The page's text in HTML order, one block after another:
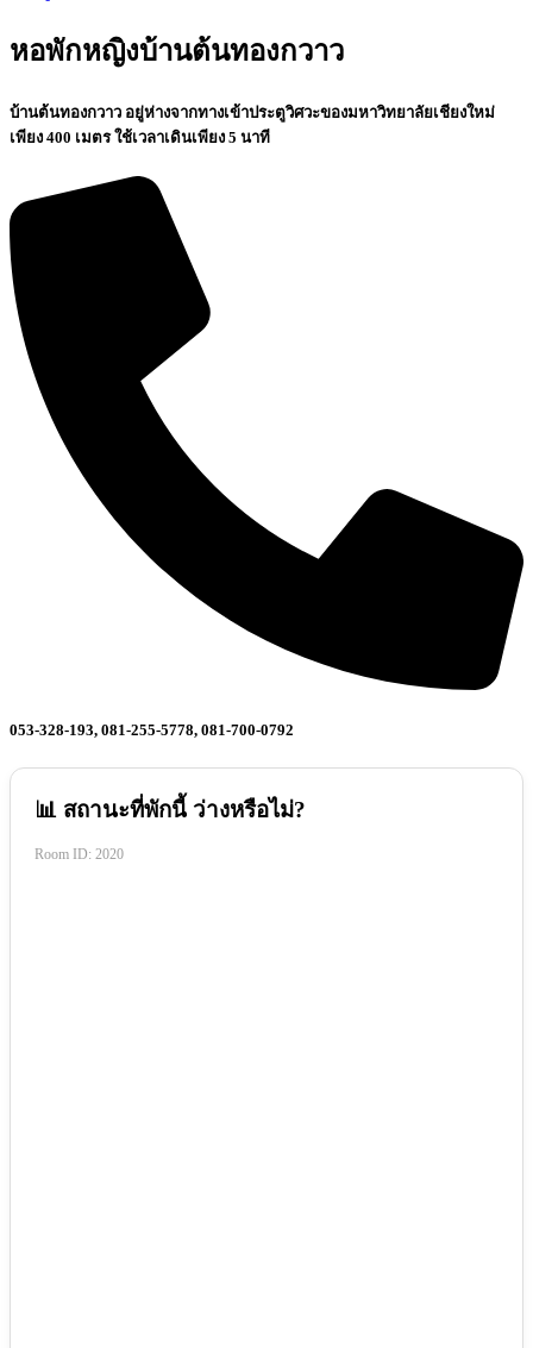
หอพักหญิงบ้านต้นทองกวาว
บ้านต้นทองกวาว อยู่ห่างจากทางเข้าประตูวิศวะของมหาวิทยาลัยเชียงใหม่
เพียง 400 เมตร ใช้เวลาเดินเพียง 5 นาที
053-328-193, 081-255-5778, 081-700-0792
📊 สถานะที่พักนี้ ว่างหรือไม่?
Room ID: 2020